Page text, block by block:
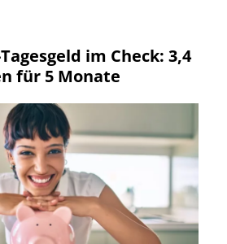
im Check: 3,4
für 5 Monate